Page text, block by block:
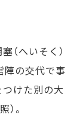
（へいそく）
陣の交代で事
けた別の大
。